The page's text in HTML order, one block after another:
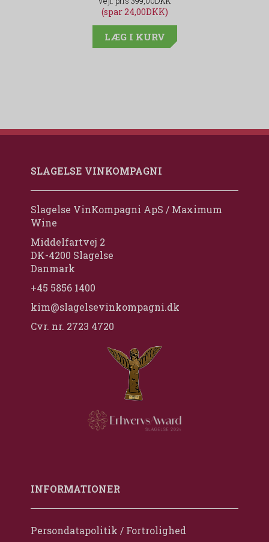
(spar 24,00DKK)
LÆG I KURV
SLAGELSE VINKOMPAGNI
Slagelse VinKompagni ApS / Maximum
Wine
Middelfartvej 2
DK-4200 Slagelse
Danmark
+45 5856 1400
kim@slagelsevinkompagni.dk
Cvr. nr. 2723 4720
INFORMATIONER
Persondatapolitik / Fortrolighed